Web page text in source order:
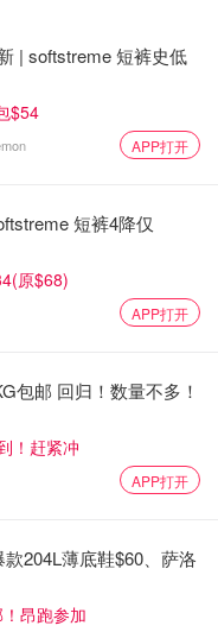
式度假村，拥有美食
水疗中心。含美食餐
含往返交通、住
级酒水、24小时客房服
（至12月15日）即减
哥
往返交通、住宿、税
时客房服务、每日活
| softstreme 短裤史低
$54
APP打开
短裤4降仅
原$68)
APP打开
包邮 回归！数量不多！
！赶紧冲
APP打开
204L薄底鞋$60、萨洛
昂跑参加